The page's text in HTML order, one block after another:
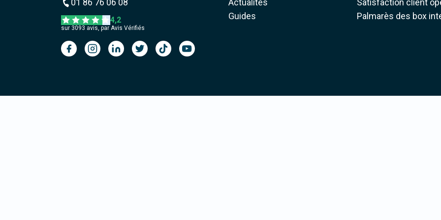
01 86 76 06 08
4,2
sur 3093 avis, par Avis Vérifiés
Actualités
Guides
Satisfaction client
Palmarès des box